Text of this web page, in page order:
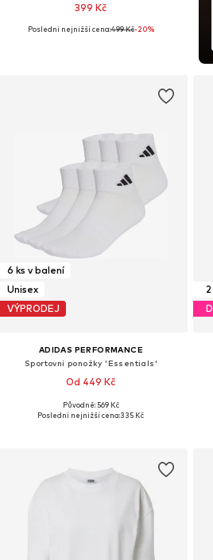
399 Kč
Dostupné velikosti: 35-37,5, 38-40,5, 41-43
Poslední nejnižší cena:499 Kč-20%
6 ks v balení
Unisex
VÝPRODEJ
ADIDAS PERFORMANCE
Sportovní ponožky 'Essentials'
Od 449 Kč
Dostupné v mnoha velikostech
Původně: 569 Kč
Poslední nejnižší cena:335 Kč